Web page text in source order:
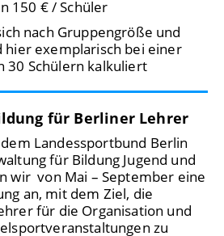
150 € / Schüler
nach Gruppengröße und
hier exemplarisch bei einer
30 Schülern kalkuliert
für Berliner Lehrer
Landessportbund Berlin
für Bildung Jugend und
wir von Mai – September eine
an, mit dem Ziel, die
für die Organisation und
zu